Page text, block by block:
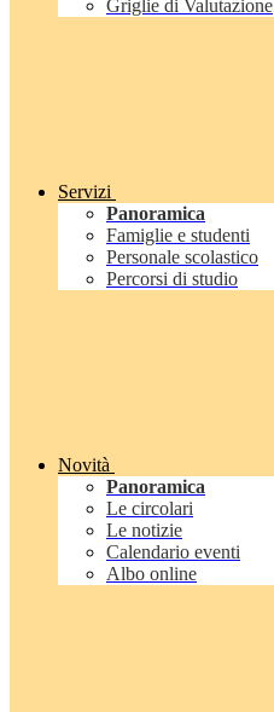
Griglie di Valutazione
Servizi
Panoramica
Famiglie e studenti
Personale scolastico
Percorsi di studio
Novità
Panoramica
Le circolari
Le notizie
Calendario eventi
Albo online